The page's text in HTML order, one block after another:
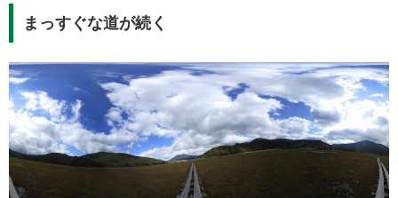
まっすぐな道が続く